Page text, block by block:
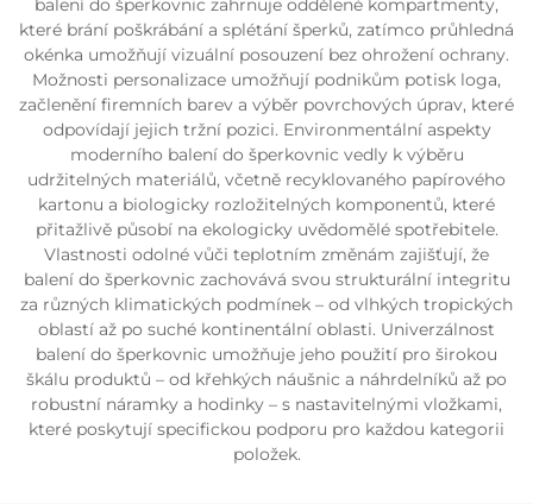
balení do šperkovnic zahrnuje oddělené kompartmenty,
které brání poškrábání a splétání šperků, zatímco průhledná
okénka umožňují vizuální posouzení bez ohrožení ochrany.
Možnosti personalizace umožňují podnikům potisk loga,
začlenění firemních barev a výběr povrchových úprav, které
odpovídají jejich tržní pozici. Environmentální aspekty
moderního balení do šperkovnic vedly k výběru
udržitelných materiálů, včetně recyklovaného papírového
kartonu a biologicky rozložitelných komponentů, které
přitažlivě působí na ekologicky uvědomělé spotřebitele.
Vlastnosti odolné vůči teplotním změnám zajišťují, že
balení do šperkovnic zachovává svou strukturální integritu
za různých klimatických podmínek – od vlhkých tropických
oblastí až po suché kontinentální oblasti. Univerzálnost
balení do šperkovnic umožňuje jeho použití pro širokou
škálu produktů – od křehkých náušnic a náhrdelníků až po
robustní náramky a hodinky – s nastavitelnými vložkami,
které poskytují specifickou podporu pro každou kategorii
položek.